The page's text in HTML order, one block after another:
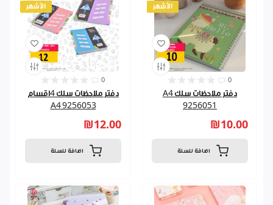
الأشهر
0
دفتر ملاحظات سلك 4اقسام
A4 9256053
₪12.00
اضافة للسلة
الأشهر
0
دفتر ملاحظات سلك A4
9256051
₪10.00
اضافة للسلة